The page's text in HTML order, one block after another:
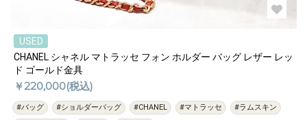
USED
CHANEL シャネル マトラッセ フォン ホルダー バッグ レザー レッ
ド ゴールド金具
￥220,000(税込)
#バッグ #ショルダーバッグ #CHANEL #マトラッセ
#ラムスキン